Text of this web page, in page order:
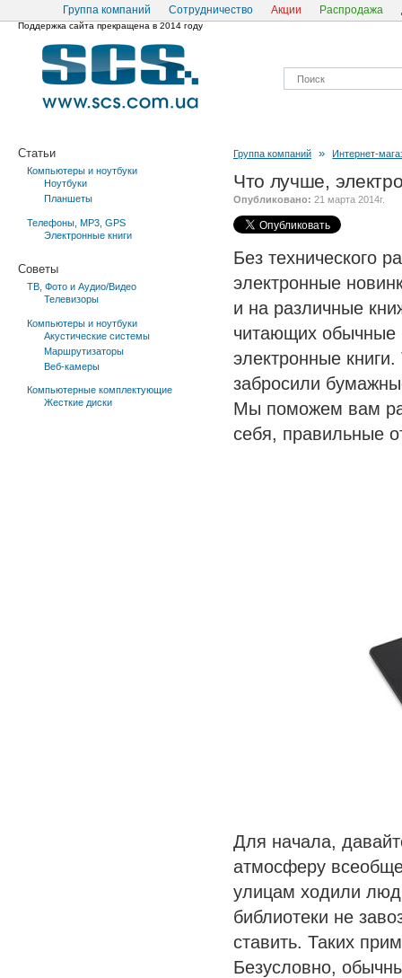
Группа компаний Сотрудничество Акции Распродажа
Поддержка сайта прекращена в 2014 году
Статьи
Компьютеры и ноутбуки
Ноутбуки
Планшеты
Телефоны, MP3, GPS
Электронные книги
Советы
ТВ, Фото и Аудио/Видео
Телевизоры
Компьютеры и ноутбуки
Акустические системы
Маршрутизаторы
Веб-камеры
Компьютерные комплектующие
Жесткие диски
Группа компаний » Интернет-
Что лучше,
Опубликовано: 21 марта 2014г.
Без технического
электронные
и на различные
читающих обычные
электронные книги.
забросили
Мы поможем вам
себя, правильные
Для начала,
атмосферу
улицам ходили
библиотеки не
ставить. Таких
Безусловно,